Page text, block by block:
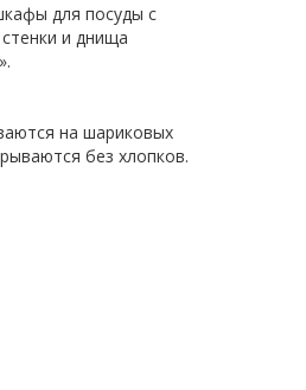
для посуды с
и днища
на шариковых
без хлопков.